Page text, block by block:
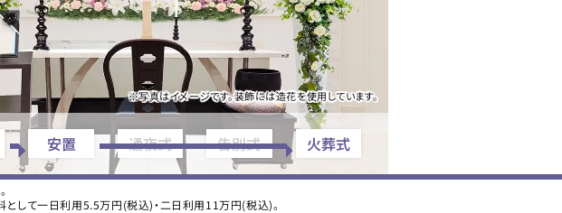
※写真はイメージです。装飾には造花を使用しています。
安置 通夜式 告別式 火葬式
して一日利用5.5万円(税込)・二日利用11万円(税込)。